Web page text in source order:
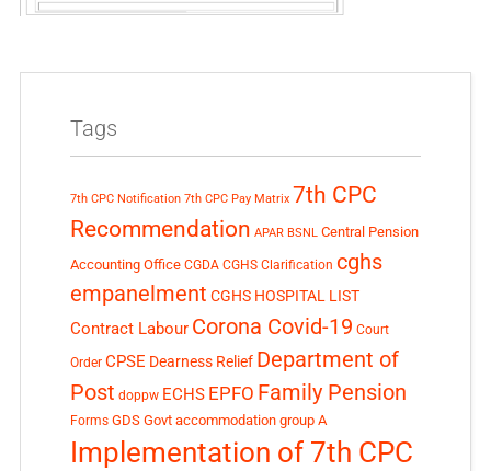
Tags
7th CPC Notification 7th CPC Pay Matrix 7th CPC
Recommendation APAR BSNL Central Pension
Accounting Office CGDA CGHS Clarification cghs
empanelment CGHS HOSPITAL LIST
Contract Labour Corona Covid-19 Court
Order CPSE Dearness Relief Department of
Post doppw ECHS EPFO Family Pension
Forms GDS Govt accommodation group A
Implementation of 7th CPC